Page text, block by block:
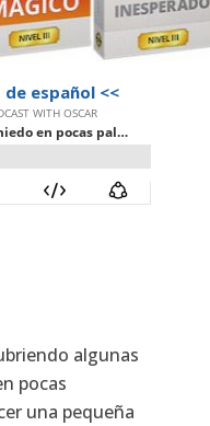
de español <<
algunas
pocas
una pequeña